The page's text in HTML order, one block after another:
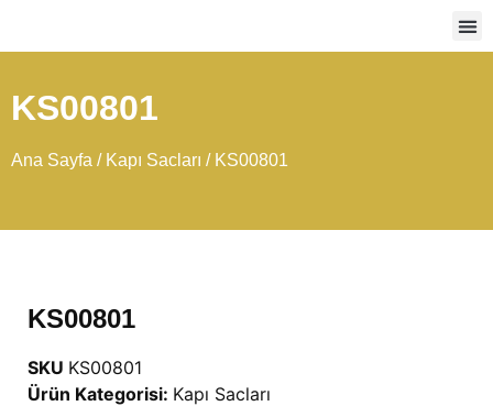
KS00801
Ana Sayfa / Kapı Sacları / KS00801
KS00801
SKU KS00801
Ürün Kategorisi: Kapı Sacları